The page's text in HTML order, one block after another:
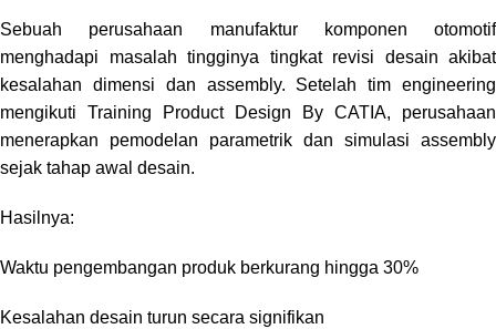
Sebuah perusahaan manufaktur komponen otomotif
menghadapi masalah tingginya tingkat revisi desain akibat
kesalahan dimensi dan assembly. Setelah tim engineering
mengikuti Training Product Design By CATIA, perusahaan
menerapkan pemodelan parametrik dan simulasi assembly
sejak tahap awal desain.
Hasilnya:
Waktu pengembangan produk berkurang hingga 30%
Kesalahan desain turun secara signifikan